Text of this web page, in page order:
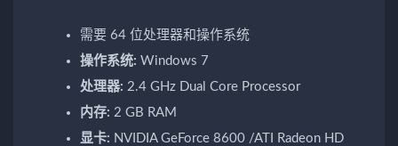
需要 64 位处理器和操作系统
操作系统: Windows 7
处理器: 2.4 GHz Dual Core Processor
内存: 2 GB RAM
显卡: NVIDIA GeForce 8600 /ATI Radeon HD